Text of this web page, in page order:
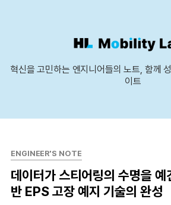
혁신을 고민하는 엔지니어들의 노트, 함께
이트
ENGINEER'S NOTE
데이터가 스티어링의 수명을 예
반 EPS 고장 예지 기술의 완성